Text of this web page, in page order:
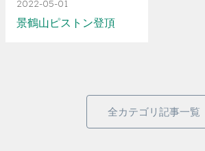
2022-05-01
景鶴山ピストン登頂
全カテゴリ記事一覧